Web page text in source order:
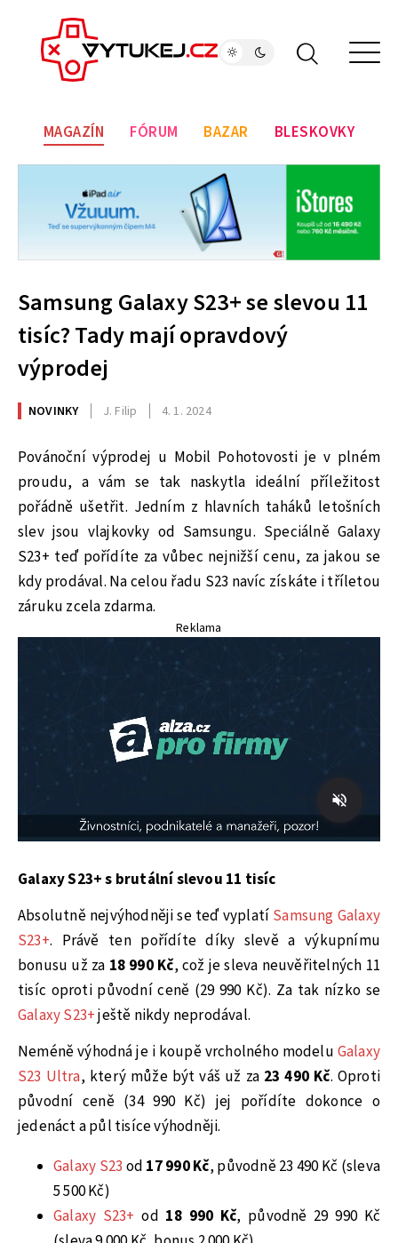
MAGAZÍN FÓRUM BAZAR BLESKOVKY
Samsung Galaxy S23+ se slevou 11
tisíc? Tady mají opravdový
výprodej
NOVINKY J. Filip 4. 1. 2024
Povánoční výprodej u Mobil Pohotovosti je v plném
proudu, a vám se tak naskytla ideální příležitost
pořádně ušetřit. Jedním z hlavních taháků letošních
slev jsou vlajkovky od Samsungu. Speciálně Galaxy
S23+ teď pořídíte za vůbec nejnižší cenu, za jakou se
kdy prodával. Na celou řadu S23 navíc získáte i tříletou
záruku zcela zdarma.
Reklama
Galaxy S23+ s brutální slevou 11 tisíc
Absolutně nejvýhodněji se teď vyplatí Samsung Galaxy
S23+. Právě ten pořídíte díky slevě a výkupnímu
bonusu už za 18 990 Kč, což je sleva neuvěřitelných 11
tisíc oproti původní ceně (29 990 Kč). Za tak nízko se
Galaxy S23+ještě nikdy neprodával.
Neméně výhodná je i koupě vrcholného modelu Galaxy
S23 Ultra, který může být váš už za 23 490 Kč. Oproti
původní ceně (34 990 Kč) jej pořídíte dokonce o
jedenáct a půl tisíce výhodněji.
Galaxy S23 od 17 990 Kč, původně 23 490 Kč (sleva
5 500 Kč)
Galaxy S23+ od 18 990 Kč, původně 29 990 Kč